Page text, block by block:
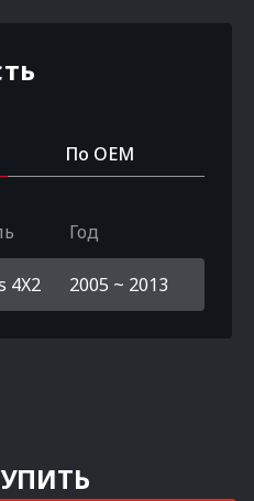
По OEM
Год
4X2 2005 ~ 2013